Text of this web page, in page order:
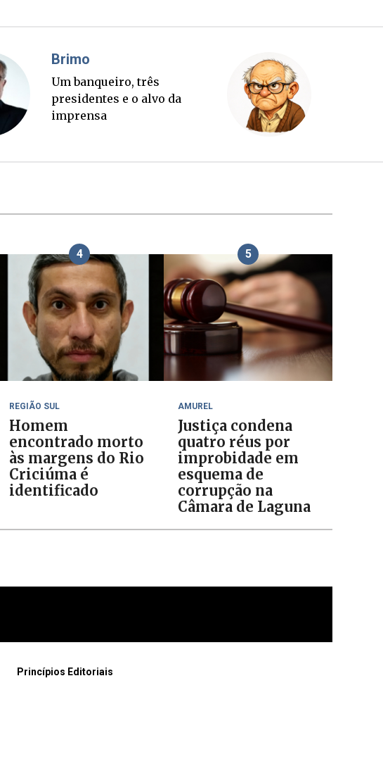
Cláudio Prisco Paraíso
Sorte lançada e tabuleiro
sucessório completo para
outubro
4
REGIÃO SUL
Homem
encontrado morto
às margens do Rio
Criciúma é
identificado
5
AMUREL
Justiça condena
quatro réus por
improbidade em
esquema de
corrupção na
Câmara de Laguna
Princípios Editoriais